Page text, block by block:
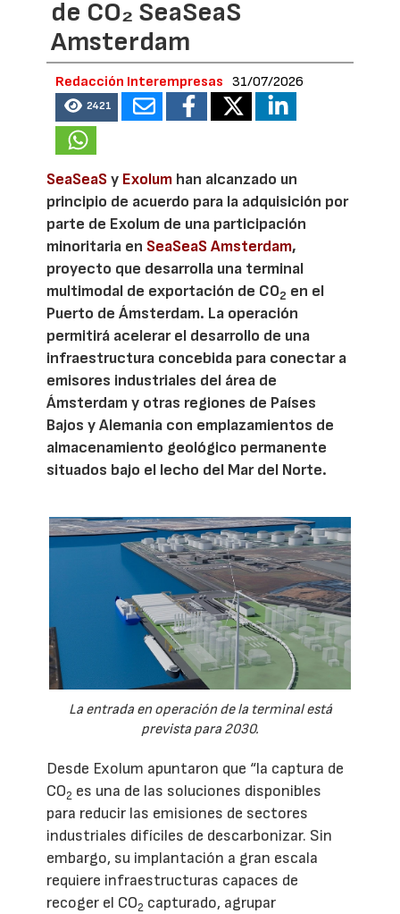
de CO₂ SeaSeaS
Amsterdam
Redacción Interempresas 31/07/2026
2421
SeaSeaSy Exolum han alcanzado un
principio de acuerdo para la adquisición por
parte de Exolum de una participación
minoritaria en SeaSeaS Amsterdam,
proyecto que desarrolla una terminal
multimodal de exportación de CO2 en el
Puerto de Ámsterdam. La operación
permitirá acelerar el desarrollo de una
infraestructura concebida para conectar a
emisores industriales del área de
Ámsterdam y otras regiones de Países
Bajos y Alemania con emplazamientos de
almacenamiento geológico permanente
situados bajo el lecho del Mar del Norte.
La entrada en operación de la terminal está
prevista para 2030.
Desde Exolum apuntaron que “la captura de
CO2 es una de las soluciones disponibles
para reducir las emisiones de sectores
industriales difíciles de descarbonizar. Sin
embargo, su implantación a gran escala
requiere infraestructuras capaces de
recoger el CO2 capturado, agrupar